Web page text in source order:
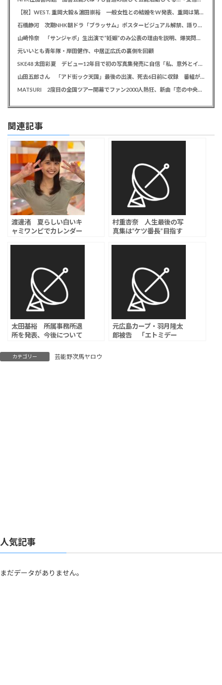
【祝】WEST. 重岡大毅＆濵田崇裕 一般女性との結婚をW発表、重岡は第1子誕生も報告
石橋静河 次期NHK朝ドラ「ブラッサム」ポスタービジュアル解禁、語りは三條雅幸アナウンサー
山崎怜奈 「サンジャポ」生出演で“妊娠”のみ公表の理由を説明、爆笑問題には「お祝い待ってます」
元いいとも青年隊・岸田健作、中居正広氏の裏側を回顧
SKE48 太田彩夏 デビュー12年目で初の写真集発売に自信「私、意外とイイ！」、勝負カットはベッド上のヌーディーな姿
山田五郎さん 「アド街ック天国」最後の出演、死去6日前に収録 番組が感謝「天国の五郎さんへ」
MATSURI 2度目の全国ツアー開幕でファン2000人熱狂、新曲「恋の中央線」も初披露「この曲で売れたいよ！」
関連記事
渡邊渚 夏らしい白いキ
ャミワンピでカレンダー
村重杏奈 人生最後の写
真集は“ケツ番長”目指す
太田基裕 所属事務所退
所を発表、今後について
元広島カープ・羽月隆太
郎被告 「エトミデー
カテゴリー 芸能野次馬ヤロウ
人気記事
まだデータがありません。